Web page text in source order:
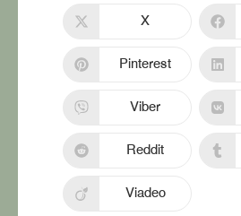
X
Pinterest
Viber
Reddit
Viadeo